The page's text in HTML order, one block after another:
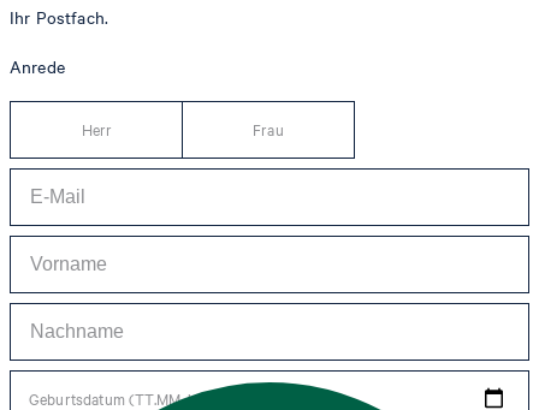
Ihr Postfach.
Anrede
Herr Frau
Geburtsdatum (TT.MM.JJJJ)